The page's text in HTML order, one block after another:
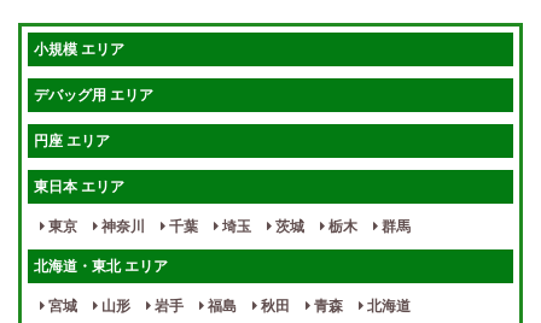
短期OK 入店祝金あり
週1～OK 健全店で安心！
指名料100％バック！ 寮完備
女性スタッフがいる！ 終電後店泊OK
小規模 エリア
デバッグ用 エリア
円座 エリア
東日本 エリア
東京 神奈川 千葉 埼玉 茨城 栃木 群馬
北海道・東北 エリア
宮城 山形 岩手 福島 秋田 青森 北海道